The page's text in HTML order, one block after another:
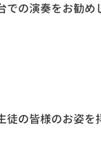
での演奏をお勧め
の皆様のお姿